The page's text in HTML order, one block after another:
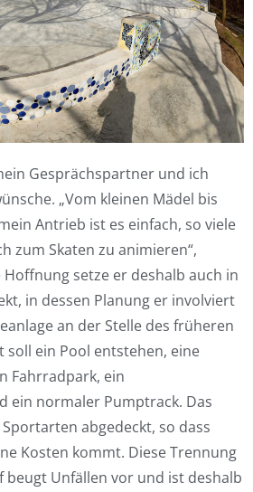
Gesprächspartner und ich
„Vom kleinen Mädel bis
Antrieb ist es einfach, so viele
zum Skaten zu animieren“,
setze er deshalb auch in
in dessen Planung er involviert
an der Stelle des früheren
soll ein Pool entstehen, eine
Fahrradpark, ein
ein normaler Pumptrack. Das
abgedeckt, so dass
Kosten kommt. Diese Trennung
Unfällen vor und ist deshalb